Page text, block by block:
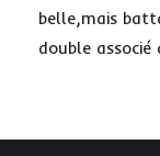
belle,mais
double associé